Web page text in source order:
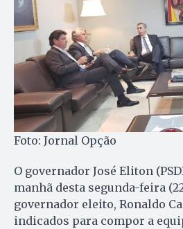
Foto: Jornal Opção
O governador José Eliton
manhã desta segunda-feira
governador eleito, Ronaldo
indicados para compor a